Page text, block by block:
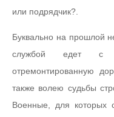
или подрядчик?.
Буквально на прошлой
службой едет с
отремонтированную
также волею судьбы
Военные, для которых